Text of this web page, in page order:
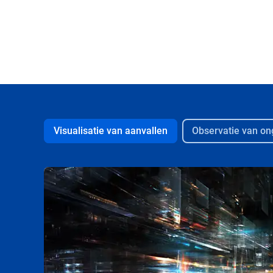
Visualisatie van aanvallen Observatie van